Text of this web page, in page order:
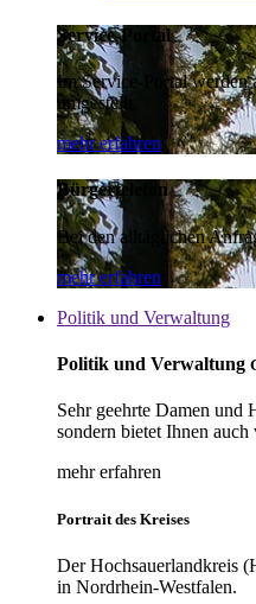
Service-Portal
Im Service-Portal werden
umgestellt.
mehr erfahren
Bürgertelefon
Bei den alltäglichen
mehr erfahren
Politik und Verwaltung
Politik und Verwaltung
Sehr geehrte Damen und
sondern bietet Ihnen
mehr erfahren
Portrait des Kreises
Der Hochsauerlandkreis
in Nordrhein-Westfalen.